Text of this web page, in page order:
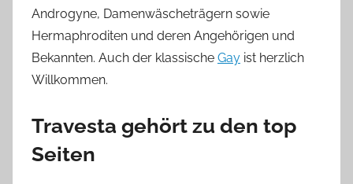
Androgyne, Damenwäscheträgern sowie
Hermaphroditen und deren Angehörigen und
Bekannten. Auch der klassische Gay ist herzlich
Willkommen.
Travesta gehört zu den top
Seiten